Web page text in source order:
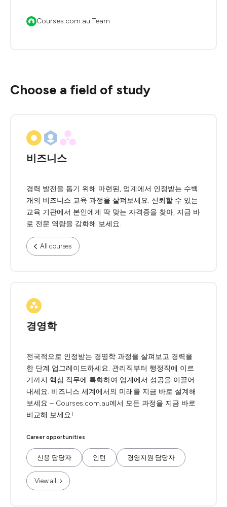
Courses.com.au Team
Choose a field of study
비즈니스
경력 발전을 돕기 위해 마련된, 업계에서 인정받는 수백
개의 비즈니스 교육 과정을 살펴보세요. 신뢰할 수 있는
교육 기관에서 본인에게 딱 맞는 자격증을 찾아, 지금 바
로 전문 역량을 강화해 보세요.
All courses
경영학
전국적으로 인정받는 경영학 과정을 살펴보고 경력을
한 단계 업그레이드하세요. 관리직부터 행정직에 이르
기까지 핵심 직무에 특화하여 업계에서 성공을 이끌어
내세요. 비즈니스 세계에서의 미래를 지금 바로 설계해
보세요 – Courses.com.au에서 모든 과정을 지금 바로
비교해 보세요!
Career opportunities
신용 담당자 인턴 경영지원 담당자
View all